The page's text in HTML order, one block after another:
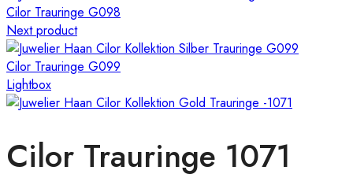
Cilor Trauringe G098
Next product
Cilor Trauringe G099
Lightbox
Cilor Trauringe 1071